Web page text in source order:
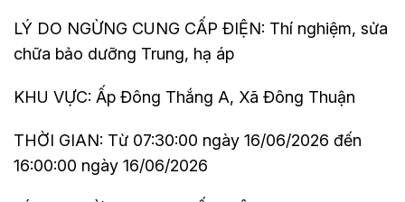
LÝ DO NGỪNG CUNG CẤP ĐIỆN: Thí nghiệm, sửa
chữa bảo dưỡng Trung, hạ áp
KHU VỰC: Ấp Đông Thắng A, Xã Đông Thuận
THỜI GIAN: Từ 07:30:00 ngày 16/06/2026 đến
16:00:00 ngày 16/06/2026